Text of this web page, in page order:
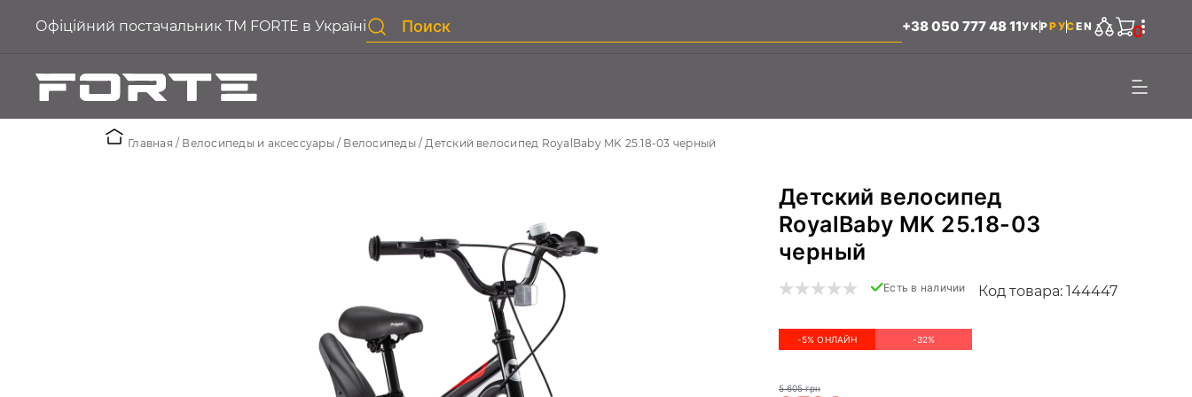
Офіційний постачальник ТМ FORTE в Україні +38 050 777 48 11УКРРУСEN 0
Главная Велосипеды и аксессуары Велосипеды Детский велосипед RoyalBaby MK 25.18-03 черный
Детский велосипед
RoyalBaby MK 25.18-03
черный
Есть в наличии Код товара: 144447
-5% ОНЛАЙН -32%
5 605 грн